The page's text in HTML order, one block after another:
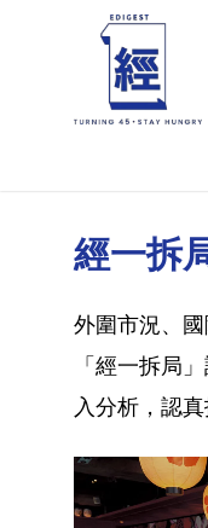
經一拆
外圍市況、
「經一拆局
入分析，認